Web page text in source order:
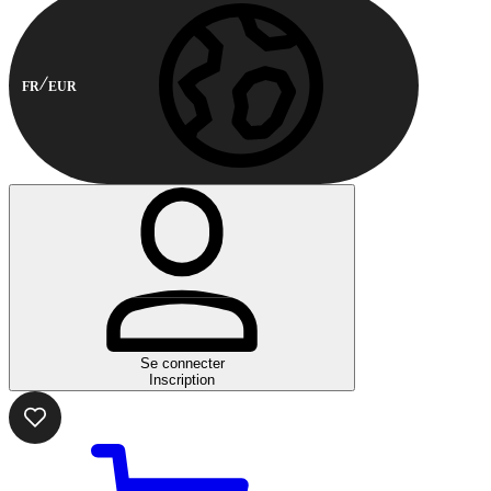
FR EUR
Se connecter
Inscription